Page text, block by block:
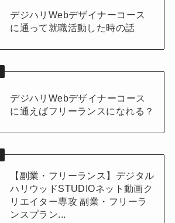
デジハリWebデザイナーコース
に通って就職活動した時の話
デジハリWebデザイナーコース
に通えばフリーランスになれる？
【副業・フリーランス】デジタル
ハリウッドSTUDIOネット動画ク
リエイター専攻 副業・フリーラ
ンスプラン...